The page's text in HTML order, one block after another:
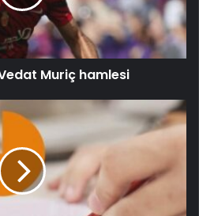
Muriç hamlesi